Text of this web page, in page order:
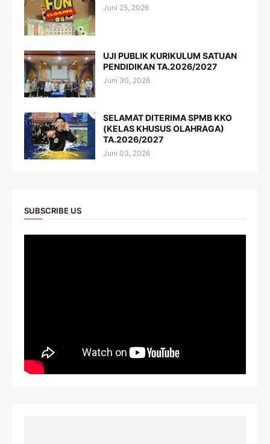
Juni 25, 2026
UJI PUBLIK KURIKULUM SATUAN
PENDIDIKAN TA.2026/2027
Juni 30, 2026
SELAMAT DITERIMA SPMB KKO
(KELAS KHUSUS OLAHRAGA)
TA.2026/2027
Juni 03, 2026
SUBSCRIBE US